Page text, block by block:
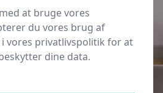
senge til små
at bruge vores
du vores brug af
vores privatlivspolitik for at
dine data.